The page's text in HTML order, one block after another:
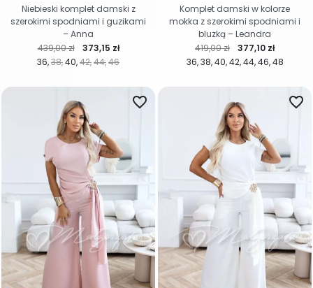
36 38 40 42 44 46
Cena regularna
439,00 zł Cena
373,15 zł
Niebieski komplet damski z
szerokimi spodniami i guzikami
– Anna
36 38 40 42 44 46 48
Cena regularna
419,00 zł Cena
377,10 zł
Komplet damski w kolorze
mokka z szerokimi spodniami i
bluzką – Leandra
favorite_border favorite_border